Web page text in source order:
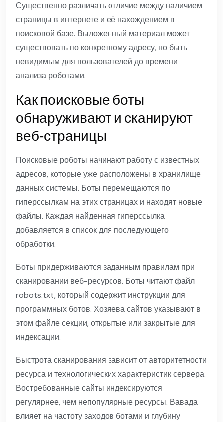
Существенно различать отличие между наличием
страницы в интернете и её нахождением в
поисковой базе. Выложенный материал может
существовать по конкретному адресу, но быть
невидимым для пользователей до времени
анализа роботами.
Как поисковые боты
обнаруживают и сканируют
веб‑страницы
Поисковые роботы начинают работу с известных
адресов, которые уже расположены в хранилище
данных системы. Боты перемещаются по
гиперссылкам на этих страницах и находят новые
файлы. Каждая найденная гиперссылка
добавляется в список для последующего
обработки.
Боты придерживаются заданным правилам при
сканировании веб-ресурсов. Боты читают файл
robots.txt, который содержит инструкции для
программных ботов. Хозяева сайтов указывают в
этом файле секции, открытые или закрытые для
индексации.
Быстрота сканирования зависит от авторитетности
ресурса и технологических характеристик сервера.
Востребованные сайты индексируются
регулярнее, чем непопулярные ресурсы. Вавада
влияет на частоту заходов ботами и глубину